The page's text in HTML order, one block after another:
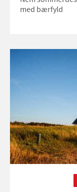
med bærfyld